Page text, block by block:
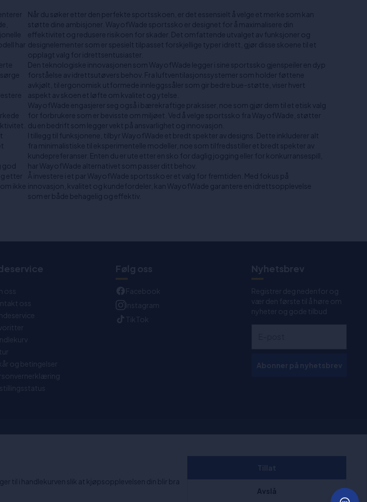
har
god
etter
ikke
Når du søker etter den perfekte sportsskoen, er det essensielt å velge et merke som kan
støtte dine ambisjoner. WayofWade sportssko er designet for å maximalisere din
effektivitet og redusere risikoen for skader. Det omfattende utvalget av funksjoner og
designelementer som er spesielt tilpasset forskjellige typer idrett, gjør disse skoene til et
opplagt valg for idrettsentusiaster.
Den teknologiske innovasjonen som WayofWade legger i sine sportssko gjenspeiler en dyp
forståelse av idrettsutøvers behov. Fra luftventilasjonssystemer som holder føttene
avkjølt, til ergonomisk utformede innleggssåler som gir bedre bue-støtte, viser hvert
aspekt av skoen et løfte om kvalitet og ytelse.
WayofWade engasjerer seg også i bærekraftige praksiser, noe som gjør dem til et etisk valg
for forbrukere som er bevisste om miljøet. Ved å velge sportssko fra WayofWade, støtter
du en bedrift som legger vekt på ansvarlighet og innovasjon.
I tillegg til funksjonene, tilbyr WayofWade et bredt spekter av designs. Dette inkluderer alt
fra minimalistiske til eksperimentelle modeller, noe som tilfredsstiller et bredt spekter av
kundepreferanser. Enten du er ute etter en sko for daglig jogging eller for konkurransespill,
har WayofWade alternativet som passer ditt behov.
Å investere i et par WayofWade sportssko er et valg for fremtiden. Med fokus på
innovasjon, kvalitet og kundefordeler, kan WayofWade garantere en idrettsopplevelse
som er både behagelig og effektiv.
oss
oss
og betingelser
Følg oss
Facebook
Instagram
TikTok
Nyhetsbrev
Registrer deg nedenfor og
vær den første til å høre om
nyheter og gode tilbud
til i handlekurven slik at kjøpsopplevelsen din blir bra
Avslå